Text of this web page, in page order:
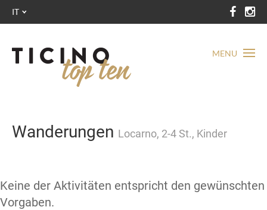
MENU
IT
Wanderungen Locarno, 2-4 St., Kinder
Keine der Aktivitäten entspricht den gewünschten
Vorgaben.